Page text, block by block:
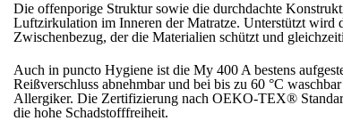
Die offenporige Struktur sowie die durchdachte
Luftzirkulation im Inneren der Matratze. Unterstützt wird
Zwischenbezug, der die Materialien schützt und
Auch in puncto Hygiene ist die My 400 A bestens
Reißverschluss abnehmbar und bei bis zu 60 °C
Allergiker. Die Zertifizierung nach OEKO-TEX®
die hohe Schadstofffreiheit.